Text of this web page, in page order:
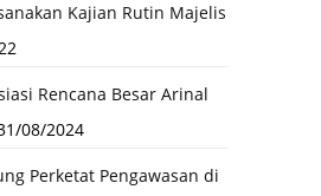
Kajian Rutin Majelis
Rencana Besar Arinal
08/2024
Perketat Pengawasan di